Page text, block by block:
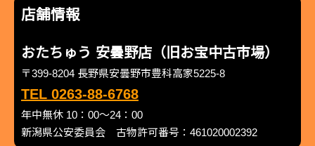
店舗情報
おたちゅう 安曇野店（旧お宝中古市場）
〒399-8204 長野県安曇野市豊科高家5225-8
TEL 0263-88-6768
年中無休 10：00～24：00
新潟県公安委員会 古物許可番号：461020002392